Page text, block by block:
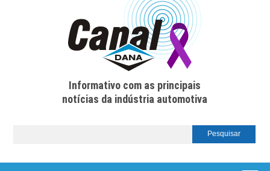
Informativo com as principais
notícias da indústria automotiva